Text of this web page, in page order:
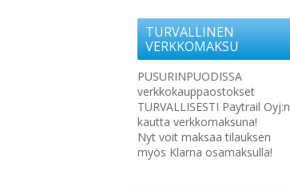
TURVALLINEN
VERKKOMAKSU
PUSURINPUODISSA
verkkokauppaostokset
TURVALLISESTI Paytrail Oyj:n
kautta verkkomaksuna!
Nyt voit maksaa tilauksen
myös Klarna osamaksulla!